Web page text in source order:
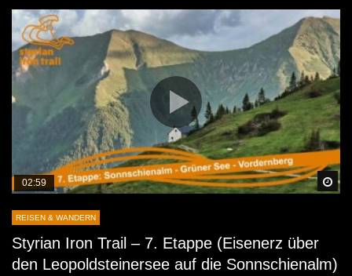
02:59
REISEN & WANDERN
Styrian Iron Trail – 7. Etappe (Eisenerz über
den Leopoldsteinersee auf die Sonnschienalm)